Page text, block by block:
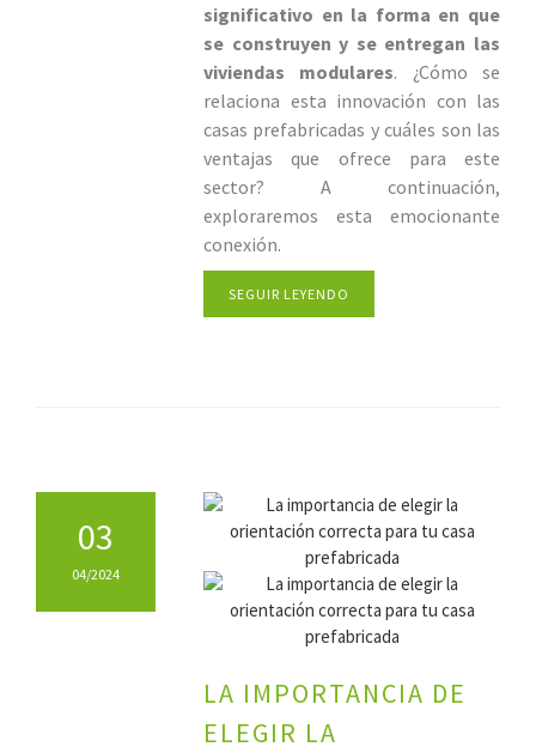
significativo en la forma en que
se construyen y se entregan las
viviendas modulares. ¿Cómo se
relaciona esta innovación con las
casas prefabricadas y cuáles son las
ventajas que ofrece para este
sector? A continuación,
exploraremos esta emocionante
conexión.
SEGUIR LEYENDO
03
04/2024
LA IMPORTANCIA DE
ELEGIR LA